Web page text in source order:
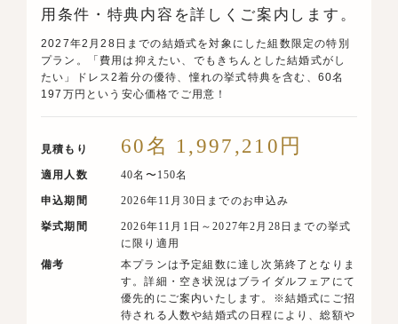
用条件・特典内容を詳しくご案内します。
2027年2月28日までの結婚式を対象にした組数限定の特別
プラン。「費用は抑えたい、でもきちんとした結婚式がし
たい」ドレス2着分の優待、憧れの挙式特典を含む、60名
197万円という安心価格でご用意！
見積もり 60名 1,997,210円
適用人数 40名〜150名
申込期間 2026年11月30日までのお申込み
挙式期間
2026年11月1日～2027年2月28日までの挙式
に限り適用
備考
本プランは予定組数に達し次第終了となりま
す。詳細・空き状況はブライダルフェアにて
優先的にご案内いたします。※結婚式にご招
待される人数や結婚式の日程により、総額や